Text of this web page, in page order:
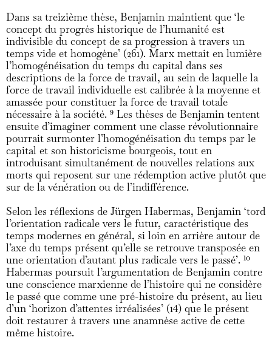
Dans sa treizième thèse, Benjamin maintient que ‘le
concept du progrès historique de l’humanité est
indivisible du concept de sa progression à travers un
temps vide et homogène’ (261). Marx mettait en lumière
l’homogénéisation du temps du capital dans ses
descriptions de la force de travail, au sein de laquelle la
force de travail individuelle est calibrée à la moyenne et
amassée pour constituer la force de travail totale
nécessaire à la société. 9 Les thèses de Benjamin tentent
ensuite d’imaginer comment une classe révolutionnaire
pourrait surmonter l’homogénéisation du temps par le
capital et son historicisme bourgeois, tout en
introduisant simultanément de nouvelles relations aux
morts qui reposent sur une rédemption active plutôt que
sur de la vénération ou de l’indifférence.
Selon les réflexions de Jürgen Habermas, Benjamin ‘tord
l’orientation radicale vers le futur, caractéristique des
temps modernes en général, si loin en arrière autour de
l’axe du temps présent qu’elle se retrouve transposée en
une orientation d’autant plus radicale vers le passé’. 10
Habermas poursuit l’argumentation de Benjamin contre
une conscience marxienne de l’histoire qui ne considère
le passé que comme une pré-histoire du présent, au lieu
d’un ‘horizon d’attentes irréalisées’ (14) que le présent
doit restaurer à travers une anamnèse active de cette
même histoire.